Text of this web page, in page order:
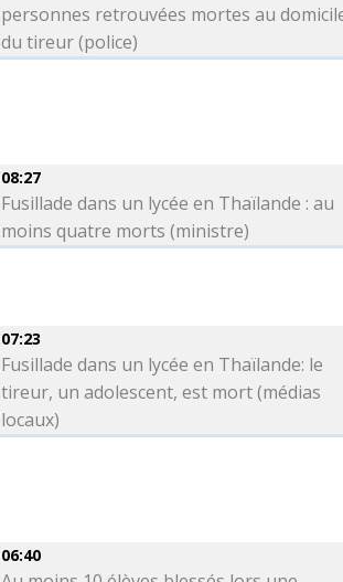
personnes retrouvées mortes au
du tireur (police)
08:27
Fusillade dans un lycée en Thaïlande : au
moins quatre morts (ministre)
07:23
Fusillade dans un lycée en Thaïlande: le
tireur, un adolescent, est mort (médias
locaux)
06:40